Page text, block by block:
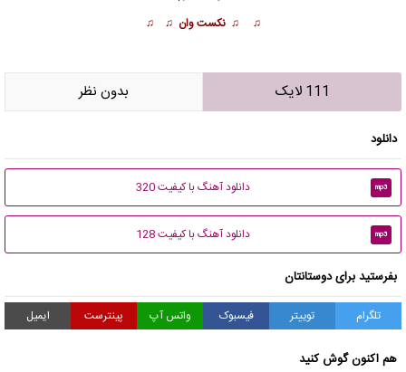
♫ ♫ نکست وان ♫ ♫
111 لایک بدون نظر
دانلود
mp3 دانلود آهنگ با کیفیت 320
mp3 دانلود آهنگ با کیفیت 128
بفرستید برای دوستانتان
تلگرام توییتر فیسبوک واتس آپ پینترست ایمیل
هم اکنون گوش کنید